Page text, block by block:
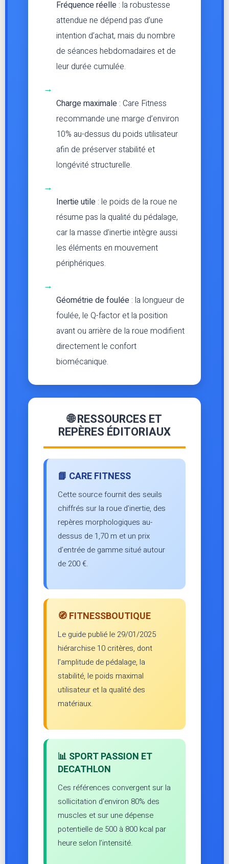
Fréquence réelle : la robustesse
attendue ne dépend pas d’une
intention d’achat, mais du nombre
de séances hebdomadaires et de
leur durée cumulée.
→
Charge maximale : Care Fitness
recommande une marge d’environ
10% au-dessus du poids utilisateur
afin de préserver stabilité et
longévité structurelle.
→
Inertie utile : le poids de la roue ne
résume pas la qualité du pédalage,
car la masse d’inertie intègre aussi
les éléments en mouvement
périphériques.
→
Géométrie de foulée : la longueur de
foulée, le Q-factor et la position
avant ou arrière de la roue modifient
directement le confort
biomécanique.
🌐 RESSOURCES ET
REPÈRES ÉDITORIAUX
📘 CARE FITNESS
Cette source fournit des seuils
chiffrés sur la roue d’inertie, des
repères morphologiques au-
dessus de 1,70 m et un prix
d’entrée de gamme situé autour
de 200 €.
🧭 FITNESSBOUTIQUE
Le guide publié le 29/01/2025
hiérarchise 10 critères, dont
l’amplitude de pédalage, la
stabilité, le poids maximal
utilisateur et la qualité des
matériaux.
📊 SPORT PASSION ET
DECATHLON
Ces références convergent sur la
sollicitation d’environ 80% des
muscles et sur une dépense
potentielle de 500 à 800 kcal par
heure selon l’intensité.